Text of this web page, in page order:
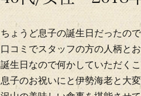
ちょうど息子の誕生日だったの
口コミでスタッフの方の人柄と
誕生日なので何かしていただく
息子のお祝いにと伊勢海老と大